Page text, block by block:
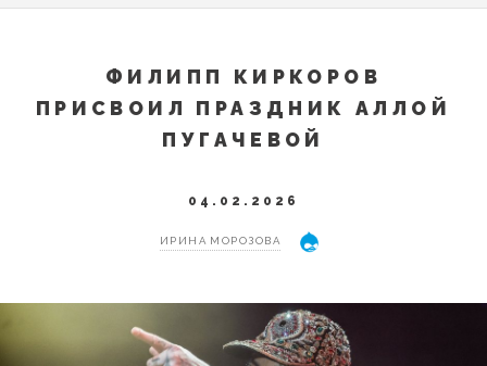
ФИЛИПП КИРКОРОВ
ПРИСВОИЛ ПРАЗДНИК АЛЛОЙ
ПУГАЧЕВОЙ
04.02.2026
ИРИНА МОРОЗОВА